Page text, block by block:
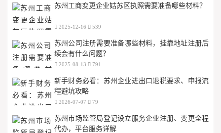
苏州工商变更企业姑苏区执照需要准备哪些材料？
2025-12-16 539
苏州公司注册需要准备哪些材料，挂靠地址注册后
续会有什么问题？
2025-08-13 791
新手财务必看：苏州企业进出口退税要求、申报流
程避坑攻略
2026-07-07 79
苏州市场监管局登记设立服务企业注册、变更全程
代办，平台服务详解